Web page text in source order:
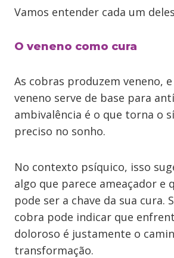
Vamos entender cada um
O veneno como cura
As cobras produzem veneno,
veneno serve de base para
ambivalência é o que torna o
preciso no sonho.
No contexto psíquico, isso
algo que parece ameaçador e
pode ser a chave da sua cura.
cobra pode indicar que
doloroso é justamente o
transformação.